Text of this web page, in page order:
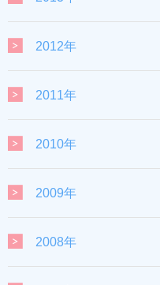
2012年
2011年
2010年
2009年
2008年